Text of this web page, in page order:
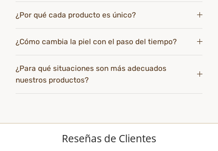
¿Por qué cada producto es único?
¿Cómo cambia la piel con el paso del tiempo?
¿Para qué situaciones son más adecuados
nuestros productos?
Reseñas de Clientes